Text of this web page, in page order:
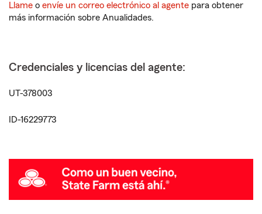
Llame o envíe un correo electrónico al agente para obtener
más información sobre Anualidades.
Credenciales y licencias del agente:
UT-378003
ID-16229773